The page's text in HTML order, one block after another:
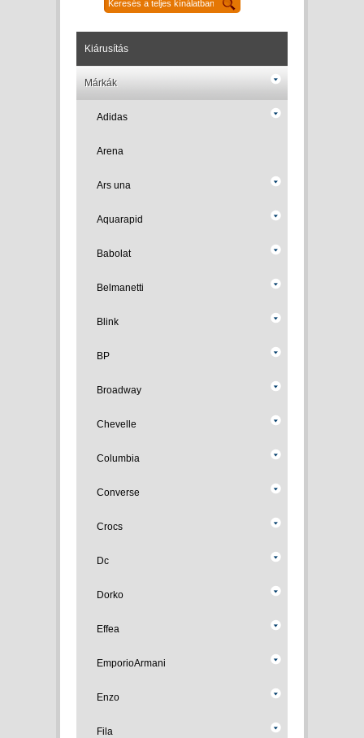
Kiárusítás
Márkák
Adidas
Arena
Ars una
Aquarapid
Babolat
Belmanetti
Blink
BP
Broadway
Chevelle
Columbia
Converse
Crocs
Dc
Dorko
Effea
EmporioArmani
Enzo
Fila